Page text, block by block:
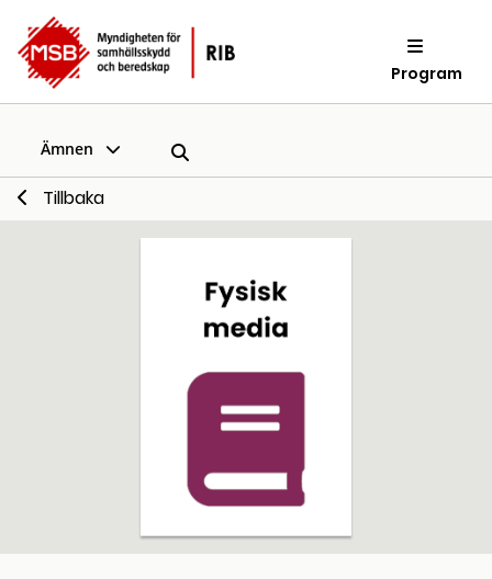
Program
Ämnen
Tillbaka